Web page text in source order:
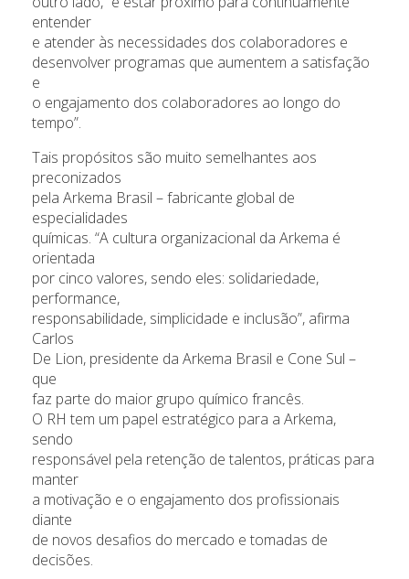
entender
e atender às necessidades dos colaboradores e
desenvolver programas que aumentem a satisfação
e
o engajamento dos colaboradores ao longo do
tempo”.
Tais propósitos são muito semelhantes aos
preconizados
pela Arkema Brasil – fabricante global de
especialidades
químicas. “A cultura organizacional da Arkema é
orientada
por cinco valores, sendo eles: solidariedade,
performance,
responsabilidade, simplicidade e inclusão”, afirma
Carlos
De Lion, presidente da Arkema Brasil e Cone Sul –
que
faz parte do maior grupo químico francês.
O RH tem um papel estratégico para a Arkema,
sendo
responsável pela retenção de talentos, práticas para
manter
a motivação e o engajamento dos profissionais
diante
de novos desafios do mercado e tomadas de
decisões.